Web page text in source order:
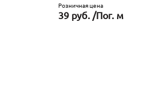
Розничная цена
39 руб. /Пог. м